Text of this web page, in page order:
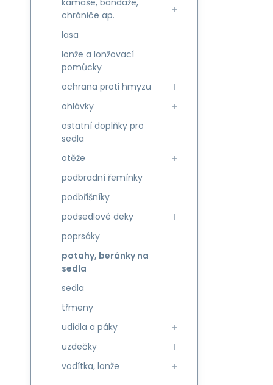
kamaše, bandáže,
chrániče ap.
lasa
lonže a lonžovací
pomůcky
ochrana proti hmyzu
ohlávky
ostatní doplňky pro
sedla
otěže
podbradní řemínky
podbřišníky
podsedlové deky
poprsáky
potahy, beránky na
sedla
sedla
třmeny
udidla a páky
uzdečky
vodítka, lonže